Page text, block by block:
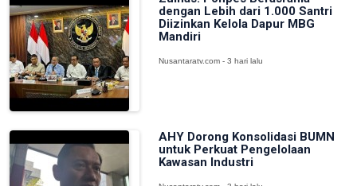
dengan Lebih dari 1.000 Santri
Diizinkan Kelola Dapur MBG
Mandiri
Nusantaratv.com - 3 hari lalu
AHY Dorong Konsolidasi BUMN
untuk Perkuat Pengelolaan
Kawasan Industri